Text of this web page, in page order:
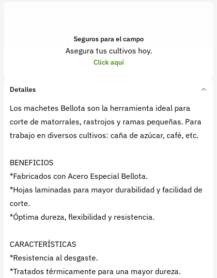
Seguros para el campo
Asegura tus cultivos hoy.
Click aquí
Detalles
Los machetes Bellota son la herramienta ideal para
corte de matorrales, rastrojos y ramas pequeñas. Para
trabajo en diversos cultivos: caña de azúcar, café, etc.
BENEFICIOS
*Fabricados con Acero Especial Bellota.
*Hojas laminadas para mayor durabilidad y facilidad de
corte.
*Óptima dureza, flexibilidad y resistencia.
CARACTERÍSTICAS
*Resistencia al desgaste.
*Tratados térmicamente para una mayor dureza.